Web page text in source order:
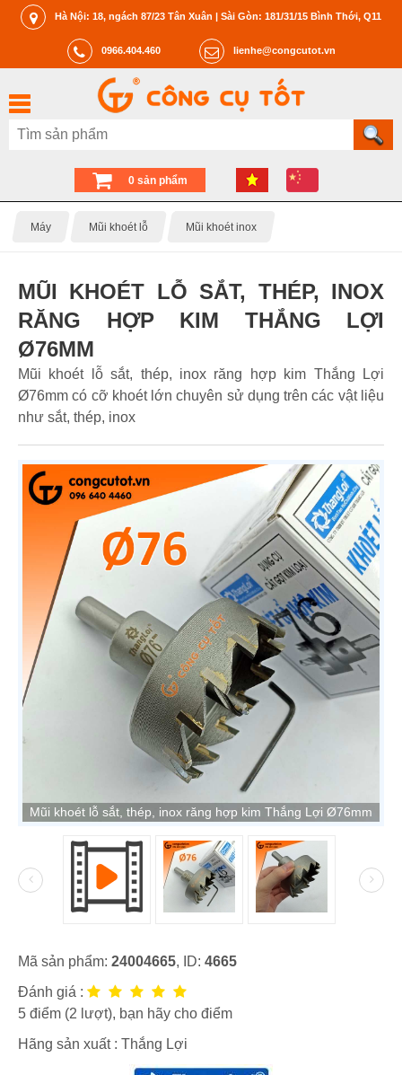
Hà Nội: 18, ngách 87/23 Tân Xuân | Sài Gòn: 181/31/15 Bình Thới, Q11
0966.404.460 lienhe@congcutot.vn
0 sản phẩm
Máy Mũi khoét lỗ Mũi khoét inox
MŨI KHOÉT LỖ SẮT, THÉP, INOX
RĂNG HỢP KIM THẮNG LỢI
Ø76MM
Mũi khoét lỗ sắt, thép, inox răng hợp kim Thắng Lợi
Ø76mm có cỡ khoét lớn chuyên sử dụng trên các vật liệu
như sắt, thép, inox
Mũi khoét lỗ sắt, thép, inox răng hợp kim Thắng Lợi Ø76mm
Mã sản phẩm: 24004665, ID: 4665
Đánh giá :
5 điểm (2 lượt), bạn hãy cho điểm
Hãng sản xuất : Thắng Lợi